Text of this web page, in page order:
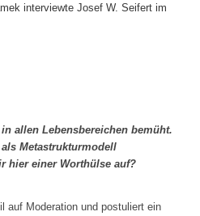
interviewte Josef W. Seifert im
allen Lebensbereichen bemüht.
Metastrukturmodell
hier einer Worthülse auf?
auf Moderationund postuliert ein